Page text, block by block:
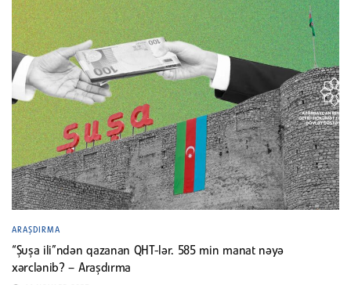
ARAŞDIRMA
“Şuşa ili”ndən qazanan QHT-lər. 585 min manat nəyə
xərclənib? – Araşdırma